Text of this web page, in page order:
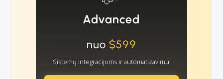
Advanced
nuo $599
Sistemų integracijoms ir automatizavimui